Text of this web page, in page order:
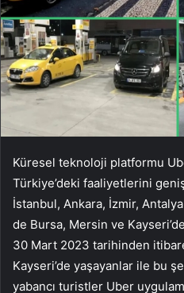
Küresel teknoloji platformu
Türkiye’deki faaliyetlerini
İstanbul, Ankara, İzmir,
de Bursa, Mersin ve
30 Mart 2023 tarihinden
Kayseri’de yaşayanlar ile bu
yabancı turistler Uber